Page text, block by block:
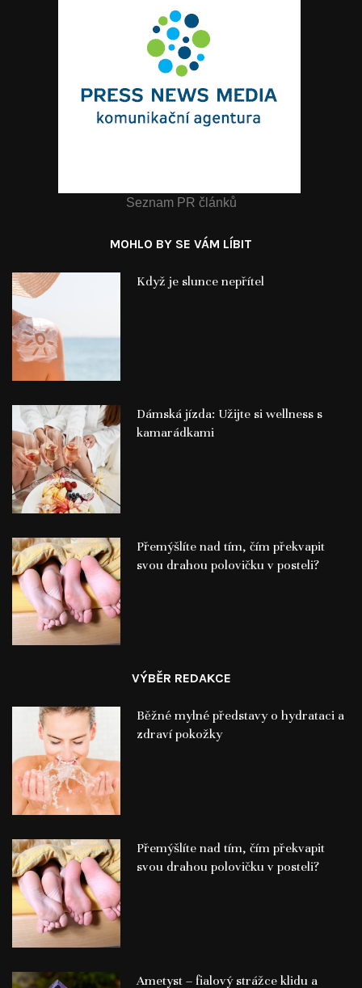
Seznam PR článků
MOHLO BY SE VÁM LÍBIT
Když je slunce nepřítel
Dámská jízda: Užijte si wellness s
kamarádkami
Přemýšlíte nad tím, čím překvapit
svou drahou polovičku v posteli?
VÝBĚR REDAKCE
Běžné mylné představy o hydrataci a
zdraví pokožky
Přemýšlíte nad tím, čím překvapit
svou drahou polovičku v posteli?
Ametyst – fialový strážce klidu a